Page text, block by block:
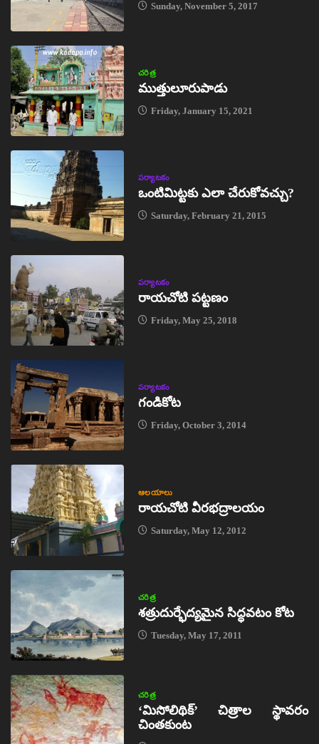
Sunday, November 5, 2017
చరిత్ర
ముత్తులూరుపాడు
Friday, January 15, 2021
పర్యాటకం
ఒంటిమిట్టకు ఎలా చేరుకోవచ్చు?
Saturday, February 21, 2015
పర్యాటకం
రాయచోటి పట్టణం
Friday, May 25, 2018
పర్యాటకం
గండికోట
Friday, October 3, 2014
ఆలయాలు
రాయచోటి వీరభద్రాలయం
Saturday, May 12, 2012
చరిత్ర
శత్రుదుర్భేద్యమైన సిద్ధవటం కోట
Tuesday, May 17, 2011
చరిత్ర
‘మిసోలిథిక్‌’ చిత్రాల స్థావరం
చింతకుంట